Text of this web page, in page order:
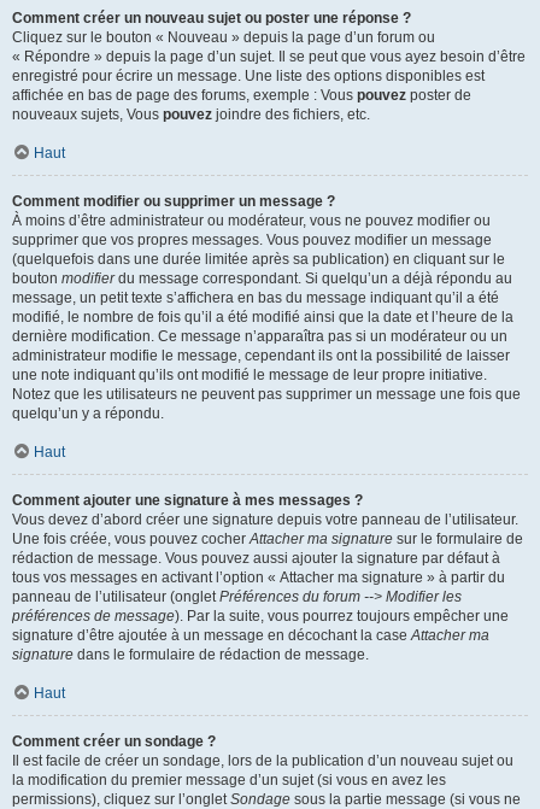
Comment créer un nouveau sujet ou poster une réponse ?
Cliquez sur le bouton « Nouveau » depuis la page d’un forum ou
« Répondre » depuis la page d’un sujet. Il se peut que vous ayez besoin d’être
enregistré pour écrire un message. Une liste des options disponibles est
affichée en bas de page des forums, exemple : Vous pouvez poster de
nouveaux sujets, Vous pouvez joindre des fichiers, etc.
Haut
Comment modifier ou supprimer un message ?
À moins d’être administrateur ou modérateur, vous ne pouvez modifier ou
supprimer que vos propres messages. Vous pouvez modifier un message
(quelquefois dans une durée limitée après sa publication) en cliquant sur le
bouton modifierdu message correspondant. Si quelqu’un a déjà répondu au
message, un petit texte s’affichera en bas du message indiquant qu’il a été
modifié, le nombre de fois qu’il a été modifié ainsi que la date et l’heure de la
dernière modification. Ce message n’apparaîtra pas si un modérateur ou un
administrateur modifie le message, cependant ils ont la possibilité de laisser
une note indiquant qu’ils ont modifié le message de leur propre initiative.
Notez que les utilisateurs ne peuvent pas supprimer un message une fois que
quelqu’un y a répondu.
Haut
Comment ajouter une signature à mes messages ?
Vous devez d’abord créer une signature depuis votre panneau de l’utilisateur.
Une fois créée, vous pouvez cocherAttacher ma signature sur le formulaire de
rédaction de message. Vous pouvez aussi ajouter la signature par défaut à
tous vos messages en activant l’option « Attacher ma signature » à partir du
panneau de l’utilisateur (ongletPréférences du forum --> Modifier les
préférences de message). Par la suite, vous pourrez toujours empêcher une
signature d’être ajoutée à un message en décochant la caseAttacher ma
signature dans le formulaire de rédaction de message.
Haut
Comment créer un sondage ?
Il est facile de créer un sondage, lors de la publication d’un nouveau sujet ou
la modification du premier message d’un sujet (si vous en avez les
permissions), cliquez sur l’ongletSondage sous la partie message (si vous ne